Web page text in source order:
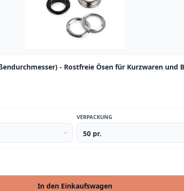
- Rostfreie Ösen für Kurzwaren und
VERPACKUNG
In den Einkaufswagen